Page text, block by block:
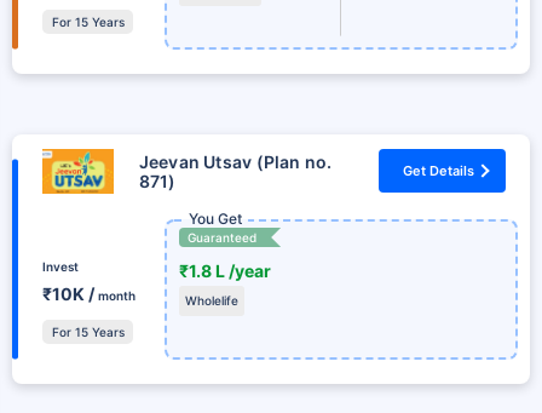
For 15 Years
Jeevan Utsav (Plan no.
871)
Get Details
Invest
₹10K /month
For 15 Years
You Get
Guaranteed
₹1.8 L /year
Wholelife